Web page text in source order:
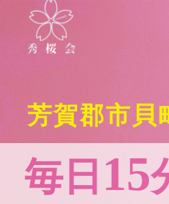
芳賀郡市貝
毎日 15